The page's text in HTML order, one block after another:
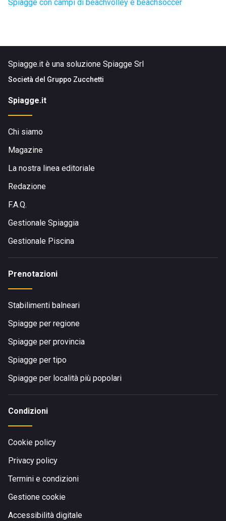
Spiagge con campi di beachvolley e beachsoccer
Spiagge.it è una soluzione Spiagge Srl
Società del Gruppo Zucchetti
Spiagge.it
Chi siamo
Magazine
La nostra linea editoriale
Redazione
F.A.Q.
Gestionale Spiaggia
Gestionale Piscina
Prenotazioni
Stabilimenti balneari
Spiagge per regione
Spiagge per provincia
Spiagge per tipo
Spiagge per località più popolari
Condizioni
Cookie policy
Privacy policy
Termini e condizioni
Gestione cookie
Accessibilità digitale